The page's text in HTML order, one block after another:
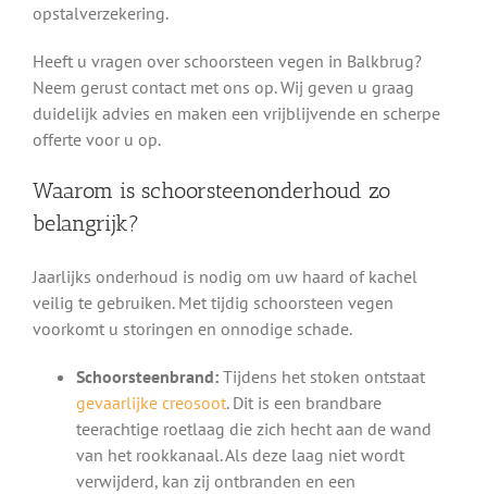
opstalverzekering.
Heeft u vragen over schoorsteen vegen in Balkbrug?
Neem gerust contact met ons op. Wij geven u graag
duidelijk advies en maken een vrijblijvende en scherpe
offerte voor u op.
Waarom is schoorsteenonderhoud zo
belangrijk?
Jaarlijks onderhoud is nodig om uw haard of kachel
veilig te gebruiken. Met tijdig schoorsteen vegen
voorkomt u storingen en onnodige schade.
Schoorsteenbrand:Tijdens het stoken ontstaat
gevaarlijke creosoot. Dit is een brandbare
teerachtige roetlaag die zich hecht aan de wand
van het rookkanaal. Als deze laag niet wordt
verwijderd, kan zij ontbranden en een